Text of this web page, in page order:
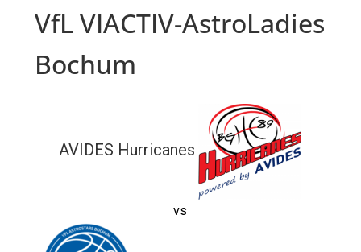
VfL VIACTIV-AstroLadies
Bochum
AVIDES Hurricanes
vs